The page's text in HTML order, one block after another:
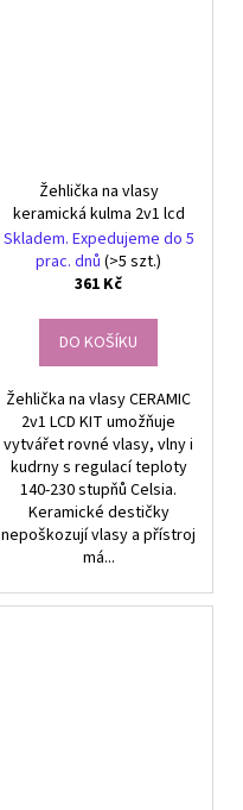
Žehlička na vlasy
keramická kulma 2v1 lcd
Skladem. Expedujeme do 5
prac. dnů (>5 szt.)
361 Kč
DO KOŠÍKU
Žehlička na vlasy CERAMIC
2v1 LCD KIT umožňuje
vytvářet rovné vlasy, vlny i
kudrny s regulací teploty
140-230 stupňů Celsia.
Keramické destičky
nepoškozují vlasy a přístroj
má...